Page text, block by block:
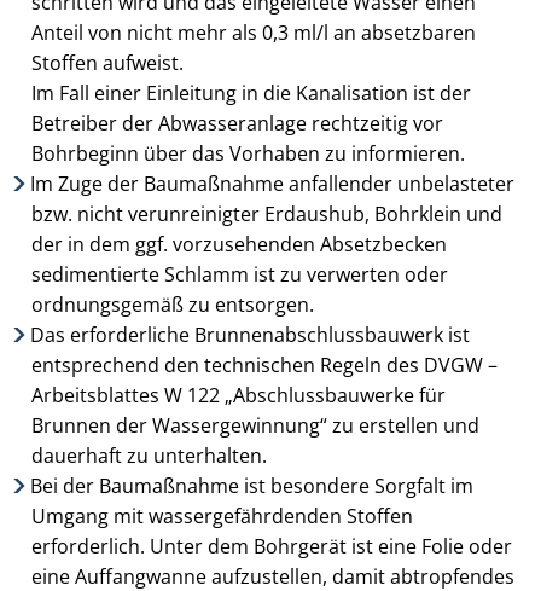
Anteil von nicht mehr als 0,3 ml/l an absetzbaren
Stoffen auf­weist.
Im Fall einer Einleitung in die Kanalisation ist der
Betreiber der Abwasseranlage recht­zeitig vor
Bohrbeginn über das Vorhaben zu informieren.
Im Zuge der Baumaßnahme anfallender unbelasteter
bzw. nicht verunreinigter Erdaus­hub, Bohrklein und
der in dem ggf. vorzusehenden Absetzbecken
sedimentierte Schlamm ist zu verwerten oder
ordnungsgemäß zu entsorgen.
Das erforderliche Brunnenabschlussbauwerk ist
entsprechend den technischen Regeln des DVGW –
Arbeits­blattes W 122 „Abschlussbauwerke für
Brunnen der Wasserge­winnung“ zu erstellen und
dauerhaft zu unter­halten.
Bei der Baumaßnahme ist besondere Sorgfalt im
Umgang mit wassergefährdenden Stoffen
erforderlich. Unter dem Bohrgerät ist eine Folie oder
eine Auffangwanne aufzustellen, damit abtropfendes